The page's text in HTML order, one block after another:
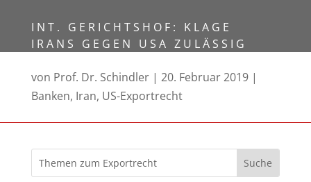
INT. GERICHTSHOF: KLAGE
IRANS GEGEN USA ZULÄSSIG
von Prof. Dr. Schindler
20. Februar 2019
Banken, Iran, US-Exportrecht